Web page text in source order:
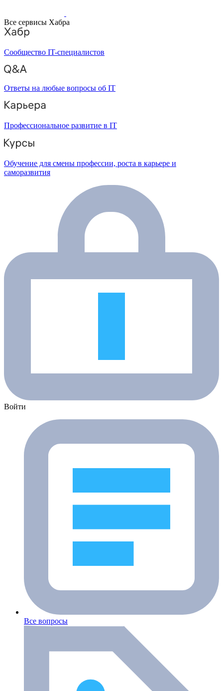
Все сервисы Хабра
Сообщество IT-специалистов
Ответы на любые вопросы об IT
Профессиональное развитие в IT
Обучение для смены профессии, роста в карьере и
саморазвития
Войти
Все вопросы